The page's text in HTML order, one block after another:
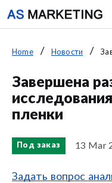
Home Новости
Завершена
пленки
Под заказ 13 Mar
Задать вопрос